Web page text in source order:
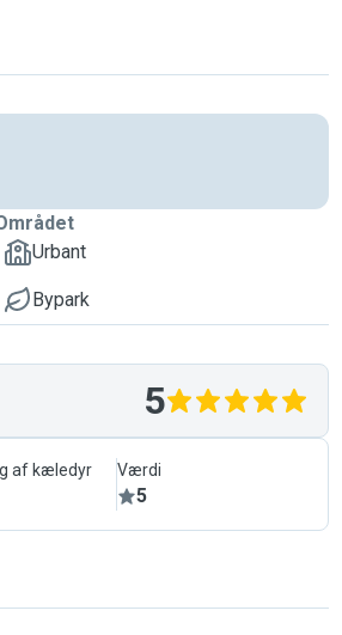
Urbant
Bypark
5
af kæledyr Værdi
5